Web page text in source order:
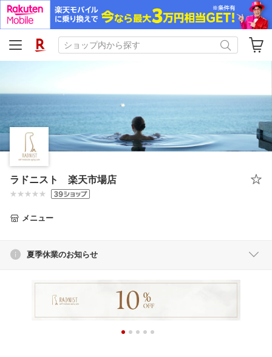
ラドニスト 楽天市場店
メニュー
夏季休業のお知らせ